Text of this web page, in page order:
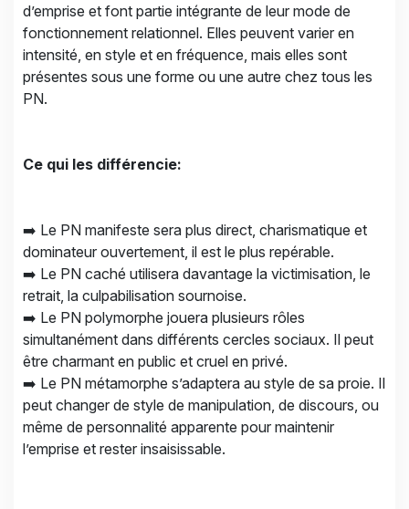
d’emprise et font partie intégrante de leur mode de
fonctionnement relationnel. Elles peuvent varier en
intensité, en style et en fréquence, mais elles sont
présentes sous une forme ou une autre chez tous les
PN.
Ce qui les différencie:
➡️ Le PN manifeste sera plus direct, charismatique et
dominateur ouvertement, il est le plus repérable.
➡️ Le PN caché utilisera davantage la victimisation, le
retrait, la culpabilisation sournoise.
➡️ Le PN polymorphe jouera plusieurs rôles
simultanément dans différents cercles sociaux. Il peut
être charmant en public et cruel en privé.
➡️ Le PN métamorphe s’adaptera au style de sa proie. Il
peut changer de style de manipulation, de discours, ou
même de personnalité apparente pour maintenir
l’emprise et rester insaisissable.